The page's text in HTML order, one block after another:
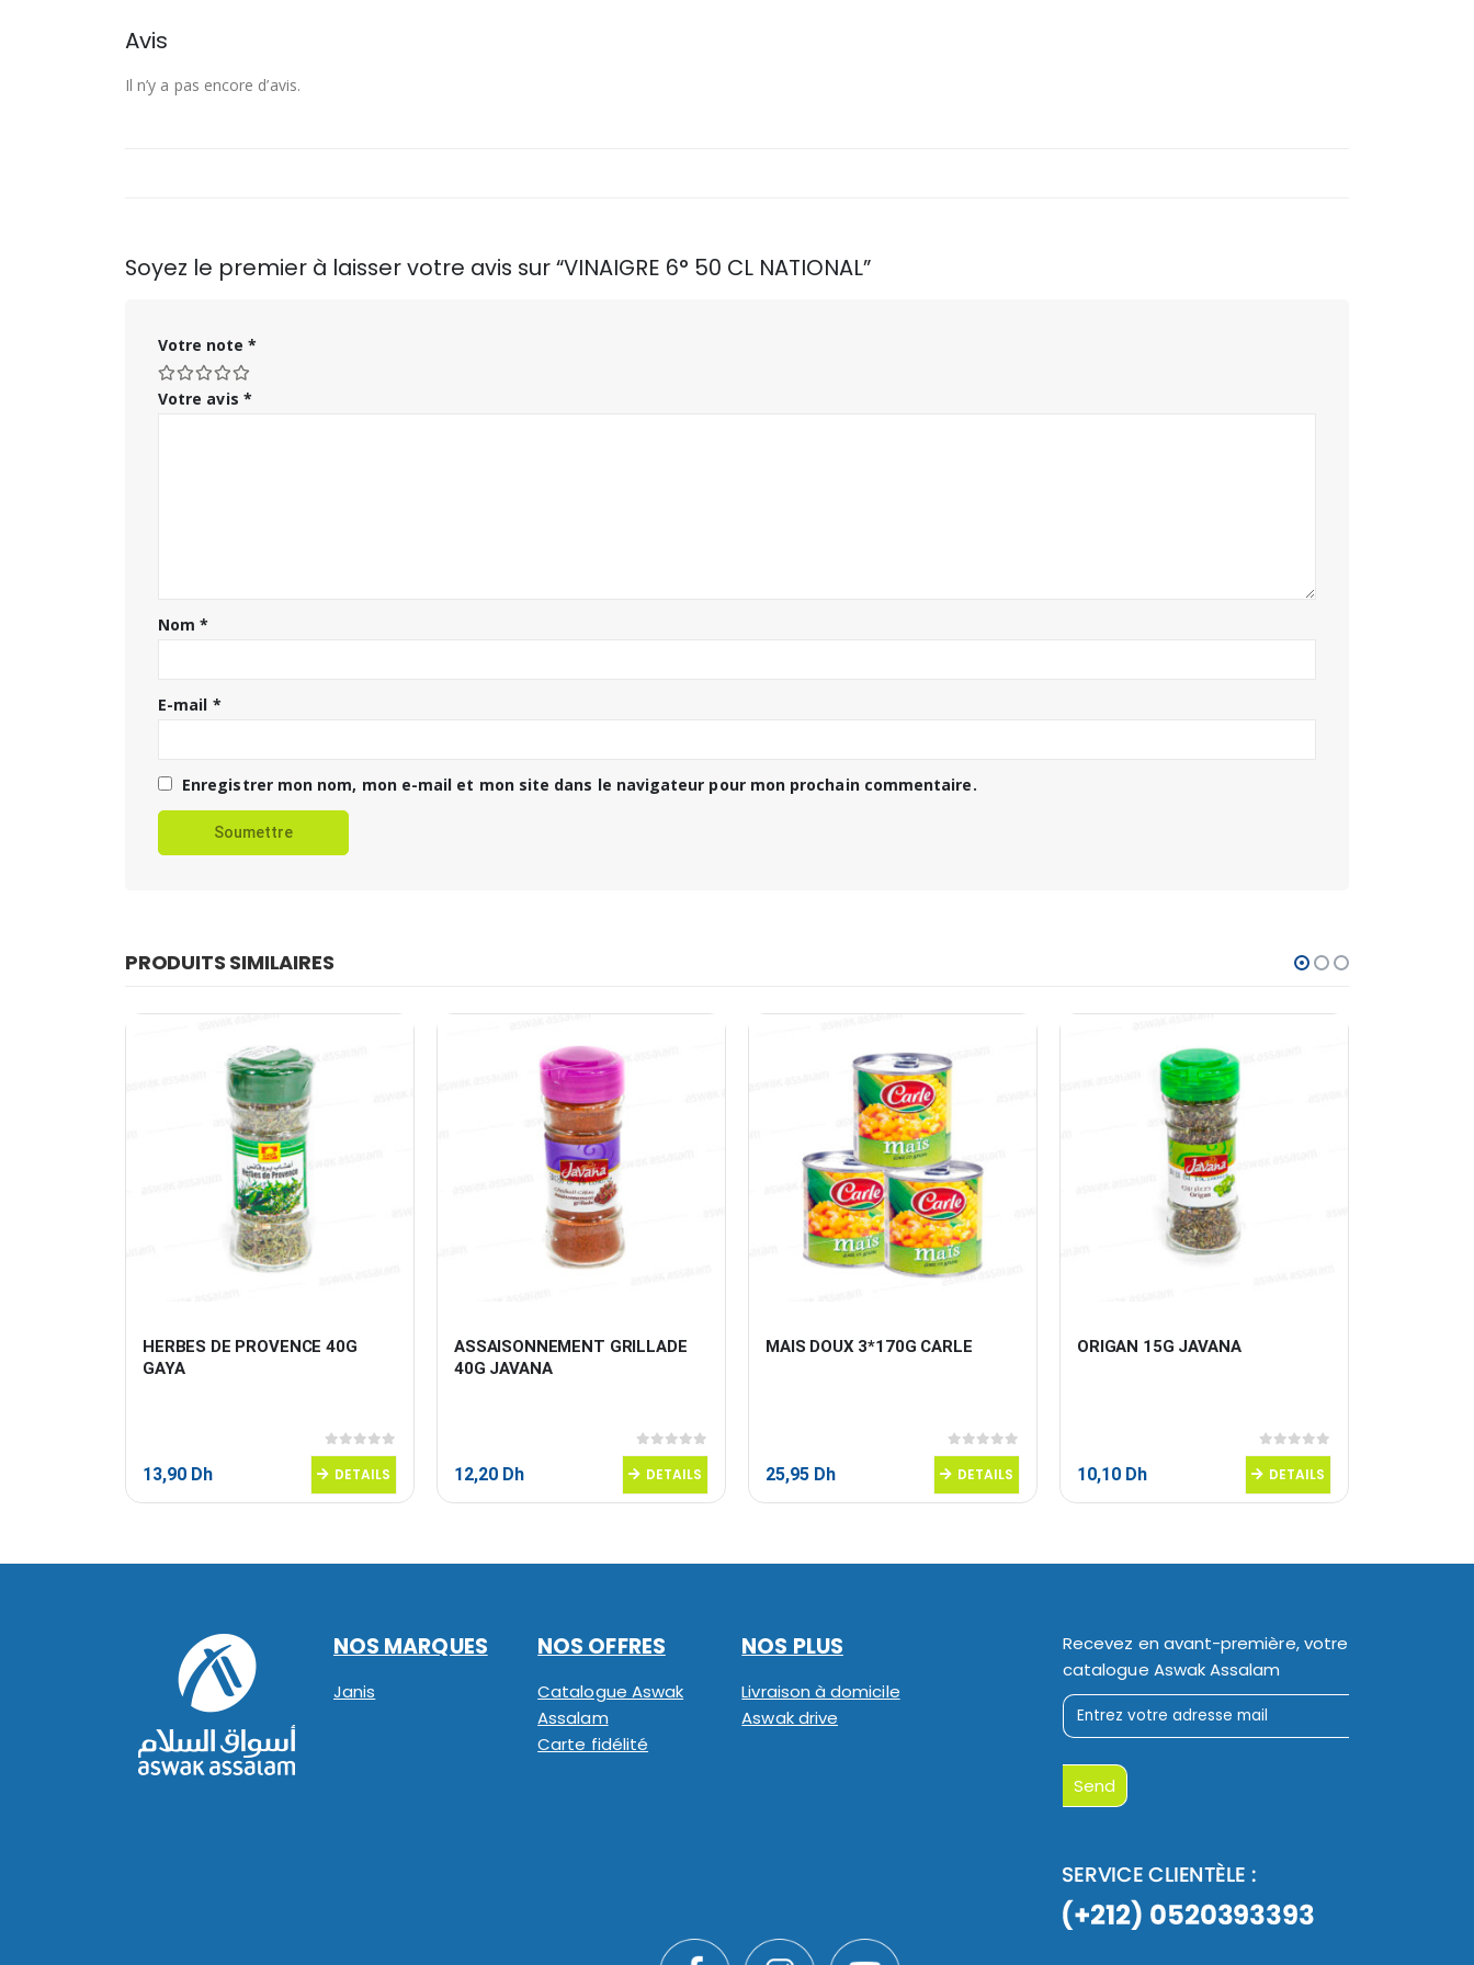
Avis
Il n’y a pas encore d’avis.
Soyez le premier à laisser votre avis sur “VINAIGRE 6° 50 CL NATIONAL”
Votre note *
Votre avis *
Nom*
E-mail *
Enregistrer mon nom, mon e-mail et mon site dans le navigateur pour mon prochain commentaire.
PRODUITS SIMILAIRES
HERBES DE PROVENCE 40G
GAYA
0sur 5
13,90 Dh DETAILS
ASSAISONNEMENT GRILLADE
40G JAVANA
0sur 5
12,20 Dh DETAILS
MAIS DOUX 3*170G CARLE
0sur 5
25,95 Dh DETAILS
ORIGAN 15G JAVANA
0sur 5
10,10 Dh DETAILS
NOS MARQUES
Janis
NOS OFFRES
Catalogue Aswak
Assalam
Carte fidélité
NOS PLUS
Livraison à domicile
Aswak drive
Recevez en avant-première, votre
catalogue Aswak Assalam